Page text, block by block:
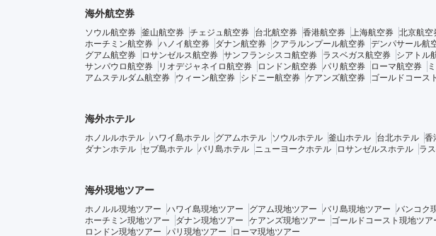
海外航空券
ソウル航空券 釜山航空券 チェジュ航空券 台北航空券 香港航空券 上海航空券 北京航空
ホーチミン航空券 ハノイ航空券 ダナン航空券 クアラルンプール航空券 デンパサール航
グアム航空券
ロサンゼルス航空券 サンフランシスコ航空券 ラスベガス航空券 シアトル
サンパウロ航空券
リオデジャネイロ航空券 ロンドン航空券 パリ航空券 ローマ航空券
アムステルダム航空券
ウィーン航空券 シドニー航空券 ケアンズ航空券 ゴールドコース
海外ホテル
ホノルルホテル ハワイ島ホテル グアムホテル ソウルホテル 釜山ホテル 台北ホテル 香
ダナンホテル セブ島ホテル バリ島ホテル ニューヨークホテル ロサンゼルスホテル ラ
海外現地ツアー
ホノルル現地ツアー ハワイ島現地ツアー グアム現地ツアー バリ島現地ツアー バンコク
ホーチミン現地ツアー
ダナン現地ツアー ケアンズ現地ツアー ゴールドコースト現地ツア
ロンドン現地ツアー
パリ現地ツアー ローマ現地ツアー